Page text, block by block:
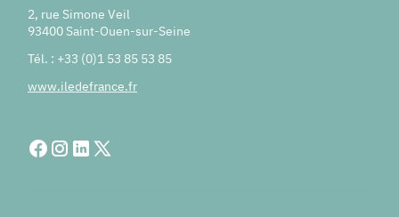
2, rue Simone Veil
93400 Saint-Ouen-sur-Seine
Tél. : +33 (0)1 53 85 53 85
www.iledefrance.fr